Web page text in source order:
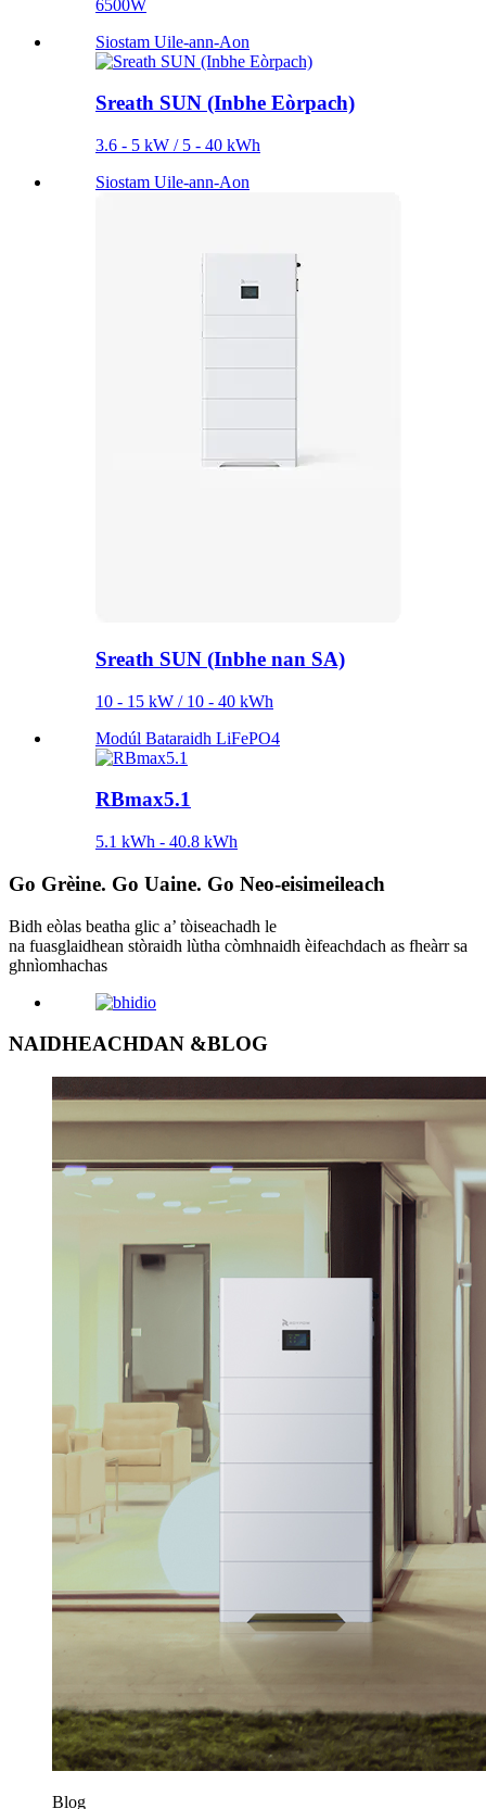
6500W
Siostam Uile-ann-Aon
Sreath SUN (Inbhe Eòrpach)
3.6 - 5 kW / 5 - 40 kWh
Siostam Uile-ann-Aon
Sreath SUN (Inbhe nan SA)
10 - 15 kW / 10 - 40 kWh
Modúl Bataraidh LiFePO4
RBmax5.1
5.1 kWh - 40.8 kWh
Go Grèine. Go Uaine. Go Neo-eisimeileach
Bidh eòlas beatha glic a’ tòiseachadh le
na fuasglaidhean stòraidh lùtha còmhnaidh èifeachdach as fheàrr sa
ghnìomhachas
NAIDHEACHDAN &BLOG
Blog